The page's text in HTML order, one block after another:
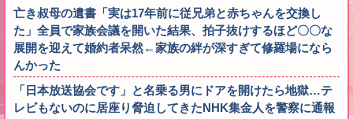
亡き叔母の遺書「実は17年前に従兄弟と赤ちゃんを交換し
た」全員で家族会議を開いた結果、拍子抜けするほど〇〇な
展開を迎えて婚約者呆然←家族の絆が深すぎて修羅場になら
んかった
「日本放送協会です」と名乗る男にドアを開けたら地獄…テ
レビもないのに居座り脅迫してきたNHK集金人を警察に通報